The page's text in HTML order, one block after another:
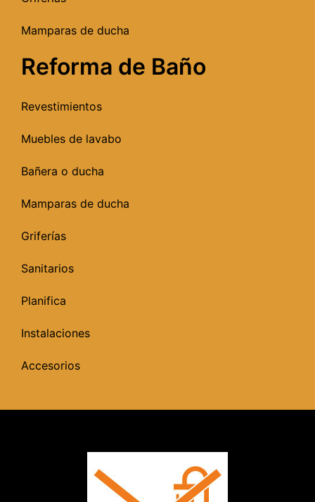
Mamparas de ducha
Reforma de Baño
Revestimientos
Muebles de lavabo
Bañera o ducha
Mamparas de ducha
Griferías
Sanitarios
Planifica
Instalaciones
Accesorios